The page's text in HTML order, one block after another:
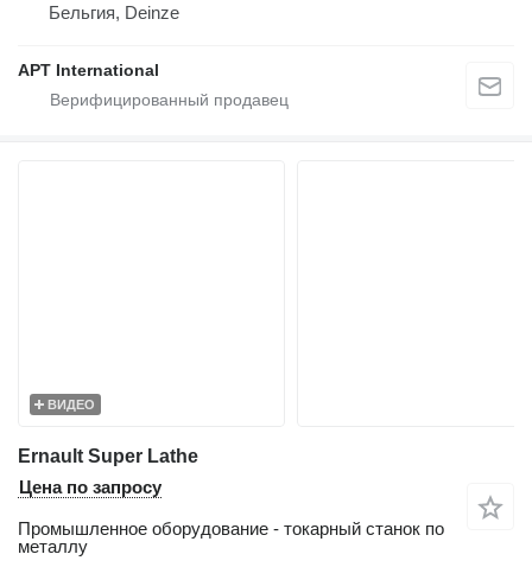
Бельгия, Deinze
APT International
ВИДЕО
Ernault Super Lathe
Цена по запросу
Промышленное оборудование - токарный станок по
металлу